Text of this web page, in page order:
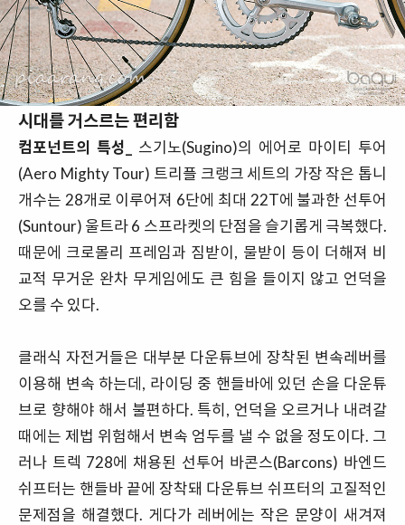
시대를 거스르는 편리함
컴포넌트의 특성_
스기노(Sugino)의 에어로 마이티 투어
(Aero Mighty Tour) 트리플 크랭크 세트의 가장 작은 톱니
개수는 28개로 이루어져 6단에 최대 22T에 불과한 선투어
(Suntour) 울트라 6 스프라켓의 단점을 슬기롭게 극복했다.
때문에 크로몰리 프레임과 짐받이, 물받이 등이 더해져 비
교적 무거운 완차 무게임에도 큰 힘을 들이지 않고 언덕을
오를 수 있다.
클래식 자전거들은 대부분 다운튜브에 장착된 변속레버를
이용해 변속 하는데, 라이딩 중 핸들바에 있던 손을 다운튜
브로 향해야 해서 불편하다. 특히, 언덕을 오르거나 내려갈
때에는 제법 위험해서 변속 엄두를 낼 수 없을 정도이다. 그
러나 트렉 728에 채용된 선투어 바콘스(Barcons) 바엔드
쉬프터는 핸들바 끝에 장착돼 다운튜브 쉬프터의 고질적인
문제점을 해결했다. 게다가 레버에는 작은 문양이 새겨져